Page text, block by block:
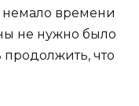
немало времени
не нужно было
продолжить, что